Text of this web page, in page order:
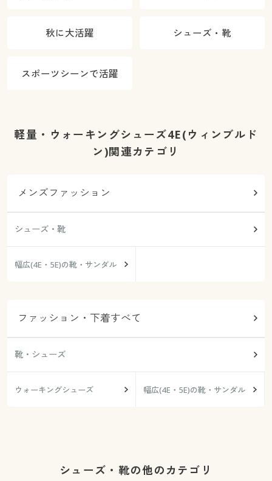
秋に大活躍 シューズ・靴
スポーツシーンで活躍
軽量・ウォーキングシューズ4E(ウィンブルド
ン)関連カテゴリ
メンズファッション
シューズ・靴
幅広(4E・5E)の靴・サンダル
ファッション・下着すべて
靴・シューズ
ウォーキングシューズ 幅広(4E・5E)の靴・サンダル
シューズ・靴の他のカテゴリ